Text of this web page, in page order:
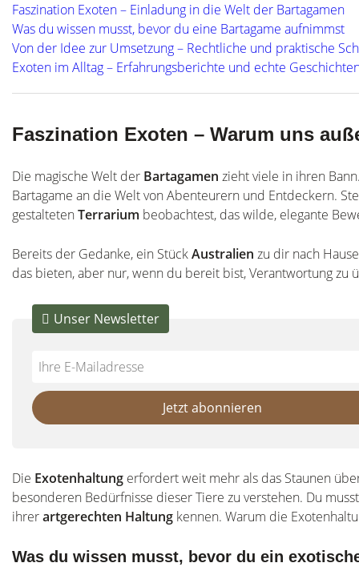
Faszination Exoten – Einladung in die Welt der Bartagamen
Was du wissen musst, bevor du eine Bartagame aufnimmst
Von der Idee zur Umsetzung – Rechtliche und praktische
Exoten im Alltag – Erfahrungsberichte und echte
Faszination Exoten – Warum uns
Die magische Welt der Bartagamen zieht viele in ihren
Bartagame an die Welt von Abenteurern und Entdeckern.
gestaltetenTerrarium beobachtest, das wilde, elegante
Bereits der Gedanke, ein StückAustralien zu dir nach
das bieten, aber nur, wenn du bereit bist, Verantwortung zu
Do
fill
this
Unser Newsletter
*Ihre
Mailadresse:
Jetzt abonnieren
Die Exotenhaltung erfordert weit mehr als das Staunen
besonderen Bedürfnisse dieser Tiere zu verstehen. Du
ihrerartgerechten Haltung kennen. Warum die
Was du wissen musst, bevor du ein